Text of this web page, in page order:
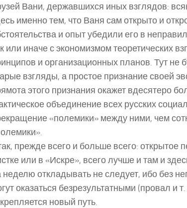
Вани, державшихся иных взглядов:
именно тем, что Ваня сам открыто и
и опыт убедили его в
или иначе с экономизмом теоретических
и организационных планов. Тут не
взгляды, а простое признание своей
этого признания окажет вдесятеро
объединение всех русских
«полемики» между ними, чем
прежде всего и больше всего: открытое
или в «Искре», всего лучше и там и
неделю откладывать не следует, ибо без
оказаться безрезультатными (провал и
новый путь.